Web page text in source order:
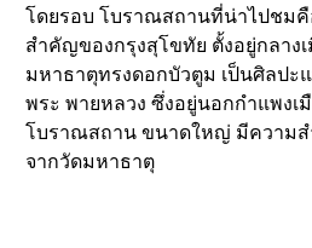
โดยรอบ โบราณสถานที่น่าไปชมคื
สำคัญของกรุงสุโขทัย ตั้งอยู่กลางเ
มหาธาตุทรงดอกบัวตูม เป็นศิลปะ
พระ พายหลวง ซึ่งอยู่นอกกำแพงเ
โบราณสถาน ขนาดใหญ่ มีความส
จากวัดมหาธาตุ